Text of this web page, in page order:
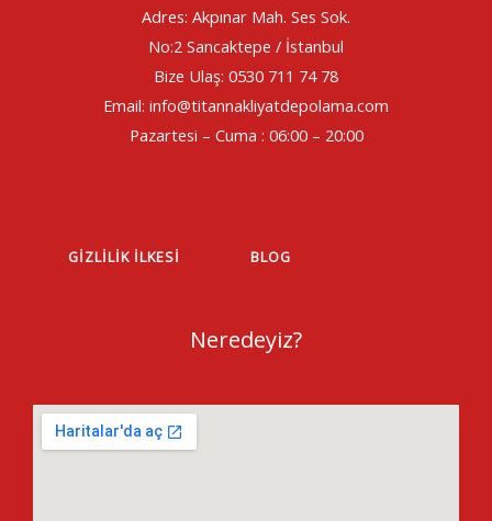
Adres: Akpınar Mah. Ses Sok.
No:2 Sancaktepe / İstanbul
Bize Ulaş: 0530 711 74 78
Email: info@titannakliyatdepolama.com
Pazartesi – Cuma : 06:00 – 20:00
GIZLILIK İLKESI BLOG
Neredeyiz?